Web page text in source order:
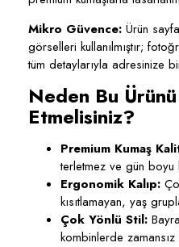
Mikro Güvence: Ürün
görselleri kullanılmıştır;
tüm detaylarıyla adresinize
Neden Bu
Etmelisiniz?
Premium Kumaş
terletmez ve gün
Ergonomik Kalıp:
kısıtlamayan, yaş
Çok Yönlü Stil:
kombinlerde